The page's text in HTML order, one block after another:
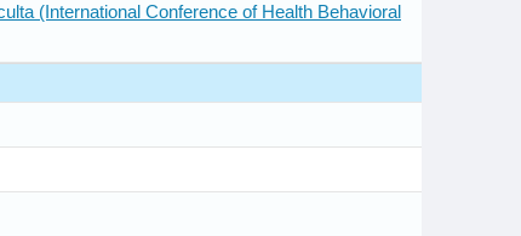
(International Conference of Health Behavioral